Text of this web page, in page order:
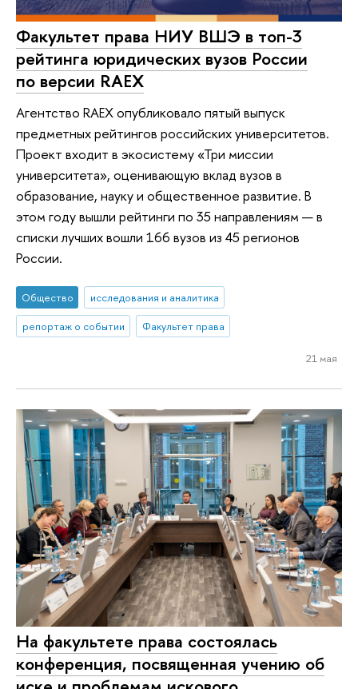
Факультет права НИУ ВШЭ в топ-3
рейтинга юридических вузов России
по версии RAEX
Агентство RAEX опубликовало пятый выпуск
предметных рейтингов российских университетов.
Проект входит в экосистему «Три миссии
университета», оценивающую вклад вузов в
образование, науку и общественное развитие. В
этом году вышли рейтинги по 35 направлениям — в
списки лучших вошли 166 вузов из 45 регионов
России.
Общество
исследования и аналитика
репортаж о событии
Факультет права
21 мая
На факультете права состоялась
конференция, посвященная учению об